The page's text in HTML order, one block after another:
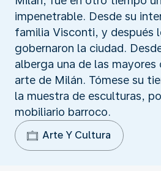
impenetrable. Desde su
familia Visconti, y después
gobernaron la ciudad.
alberga una de las
arte de Milán. Tómese su
la muestra de esculturas,
mobiliario barroco.
Arte Y Cultura